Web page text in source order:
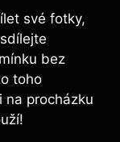
své fotky,
bez
toho
na procházku